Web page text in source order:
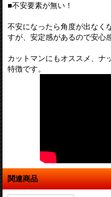
■不安要素が無い！
不安になったら角度が出なく
すが、安定感があるので安心
カットマンにもオススメ、ナ
特徴です。
関連商品